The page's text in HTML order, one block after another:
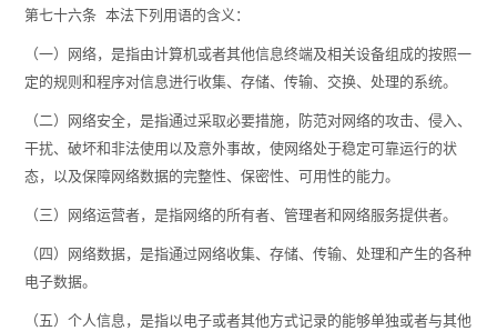
第七十六条 本法下列用语的含义：
（一）网络，是指由计算机或者其他信息终端及相关设备组成的按照一
定的规则和程序对信息进行收集、存储、传输、交换、处理的系统。
（二）网络安全，是指通过采取必要措施，防范对网络的攻击、侵入、
干扰、破坏和非法使用以及意外事故，使网络处于稳定可靠运行的状
态，以及保障网络数据的完整性、保密性、可用性的能力。
（三）网络运营者，是指网络的所有者、管理者和网络服务提供者。
（四）网络数据，是指通过网络收集、存储、传输、处理和产生的各种
电子数据。
（五）个人信息，是指以电子或者其他方式记录的能够单独或者与其他